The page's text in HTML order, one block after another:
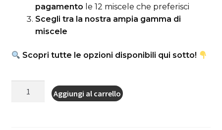
pagamento le 12 miscele che preferisci
Scegli tra la nostra ampia gamma di
miscele
Scopri tutte le opzioni disponibili qui sotto!
Aggiungi al carrello